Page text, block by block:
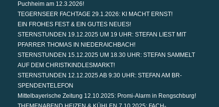
Puchheim am 12.3.2026!
TEGERNSEER FACHTAGE 29.1.2026: KI MACHT ERNST!
EIN FROHES FEST & EIN GUTES NEUES!
STERNSTUNDEN 19.12.2025 UM 19 UHR: STEFAN LIEST MIT
PFARRER THOMAS IN NIEDERAICHBACH!
STERNSTUNDEN 15.12.2025 UM 18.30 UHR: STEFAN SAMMELT
AUF DEM CHRISTKINDLESMARKT!
STERNSTUNDEN 12.12.2025 AB 9:30 UHR: STEFAN AM BR-
SPENDENTELEFON
Mittelbayerische Zeitung 12.10.2025: Promi-Alarm in Rengschburg!